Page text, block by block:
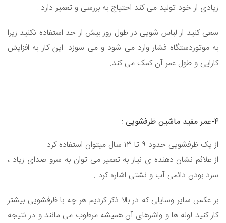
زیادی از خود تولید می کند احتیاج به بررسی و تعمیر دارد .
سعی کنید از لباس شویی در طول روز بیش از حد استفاده نکنید زیرا
به موتوردستگاه فشار وارد می شود و می سوزد .این کار به افزایش
کارایی و طول عمر آن کمک می کند.
۴-عمر مفید ماشین ظرفشویی :
از یک ظرفشویی حدود ۹ تا ۱۳ سال میتوان استفاده کرد .
از علائم نشان دهنده ی نیاز به تعمیر می توان به سرو صدای زیاد ،
سرد بودن دائمی آب و نشتی اشاره کرد .
بر عکس سایر وسایلی که در بالا ذکر کردیم هر چه با ظرفشویی بیشتر
کار کنید لوله ها و واشرهای آن همیشه مرطوب می مانند و در نتیجه